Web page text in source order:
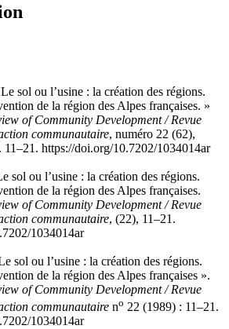
sol ou l’usine : la création des régions.
de la région des Alpes françaises. »
of Community Development / Revue
communautaire, numéro 22 (62),
11–21. https://doi.org/10.7202/1034014ar
sol ou l’usine : la création des régions.
de la région des Alpes françaises.
of Community Development / Revue
communautaire, (22), 11–21.
1034014ar
sol ou l’usine : la création des régions.
de la région des Alpes françaises ».
of Community Development / Revue
communautaire no 22 (1989) : 11–21.
1034014ar